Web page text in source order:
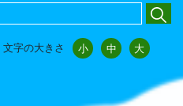
文字の大きさ 小 中 大